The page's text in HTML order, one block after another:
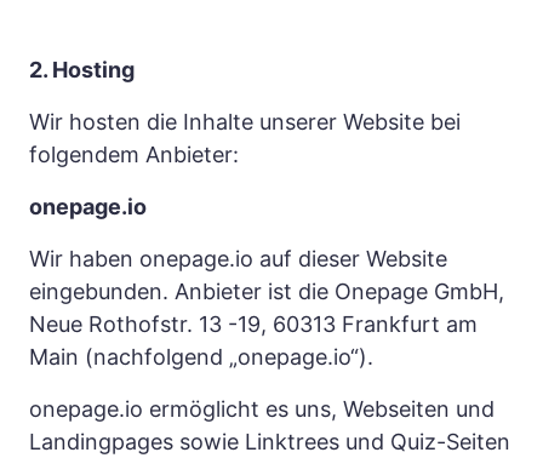
2. Hosting
Wir hosten die Inhalte unserer Website bei
folgendem Anbieter:
onepage.io
Wir haben onepage.io auf dieser Website
eingebunden. Anbieter ist die Onepage GmbH,
Neue Rothofstr. 13 -19, 60313 Frankfurt am
Main (nachfolgend „onepage.io“).
onepage.io ermöglicht es uns, Webseiten und
Landingpages sowie Linktrees und Quiz-Seiten